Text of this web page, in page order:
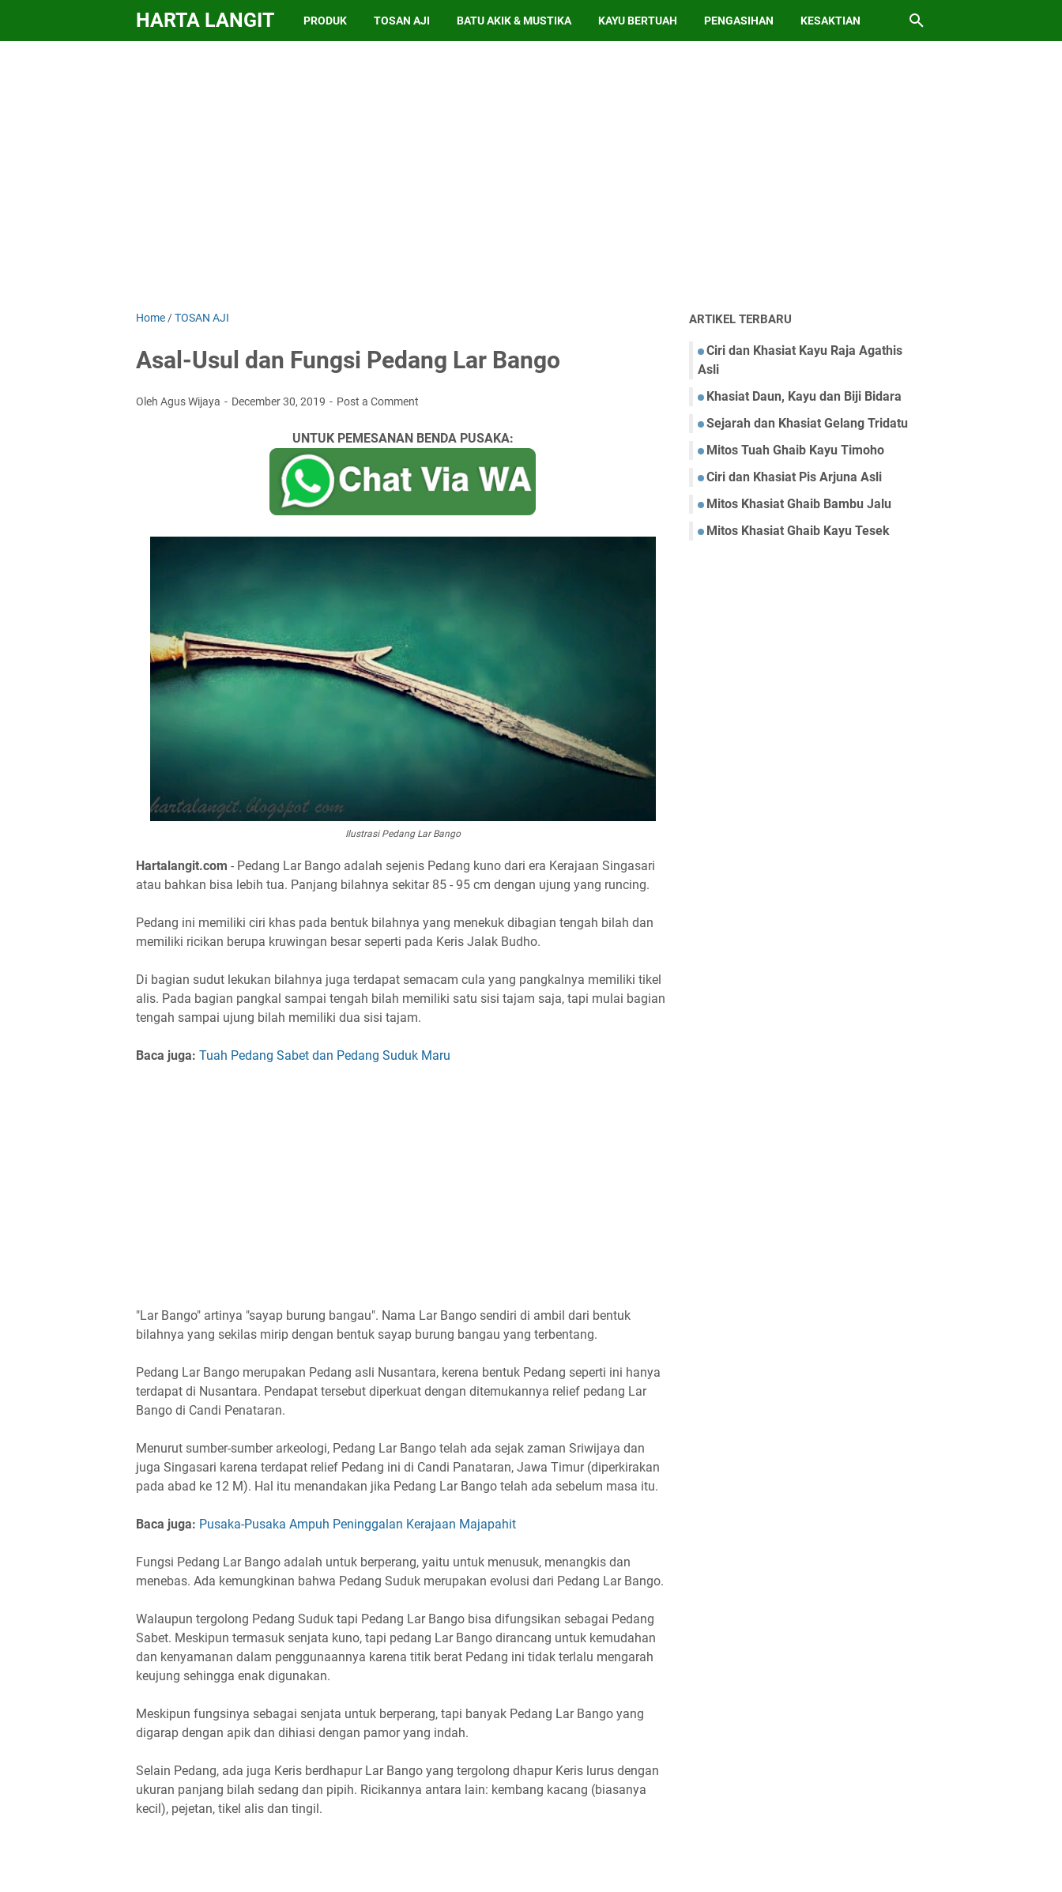
HARTA LANGIT PRODUK TOSAN AJI BATU AKIK & MUSTIKA KAYU BERTUAH PENGASIHAN KESAKTIAN
Home /TOSAN AJI
Asal-Usul dan Fungsi Pedang Lar Bango
Oleh Agus Wijaya December 30, 2019 Post a Comment
UNTUK PEMESANAN BENDA PUSAKA:
Ilustrasi Pedang Lar Bango
Hartalangit.com - Pedang Lar Bango adalah sejenis Pedang kuno dari era Kerajaan Singasari
atau bahkan bisa lebih tua. Panjang bilahnya sekitar 85 - 95 cm dengan ujung yang runcing.
Pedang ini memiliki ciri khas pada bentuk bilahnya yang menekuk dibagian tengah bilah dan
memiliki ricikan berupa kruwingan besar seperti pada Keris Jalak Budho.
Di bagian sudut lekukan bilahnya juga terdapat semacam cula yang pangkalnya memiliki tikel
alis. Pada bagian pangkal sampai tengah bilah memiliki satu sisi tajam saja, tapi mulai bagian
tengah sampai ujung bilah memiliki dua sisi tajam.
Baca juga: Tuah Pedang Sabet dan Pedang Suduk Maru
"Lar Bango" artinya "sayap burung bangau". Nama Lar Bango sendiri di ambil dari bentuk
bilahnya yang sekilas mirip dengan bentuk sayap burung bangau yang terbentang.
Pedang Lar Bango merupakan Pedang asli Nusantara, kerena bentuk Pedang seperti ini hanya
terdapat di Nusantara. Pendapat tersebut diperkuat dengan ditemukannya relief pedang Lar
Bango di Candi Penataran.
Menurut sumber-sumber arkeologi, Pedang Lar Bango telah ada sejak zaman Sriwijaya dan
juga Singasari karena terdapat relief Pedang ini di Candi Panataran, Jawa Timur (diperkirakan
pada abad ke 12 M). Hal itu menandakan jika Pedang Lar Bango telah ada sebelum masa itu.
Baca juga: Pusaka-Pusaka Ampuh Peninggalan Kerajaan Majapahit
Fungsi Pedang Lar Bango adalah untuk berperang, yaitu untuk menusuk, menangkis dan
menebas. Ada kemungkinan bahwa Pedang Suduk merupakan evolusi dari Pedang Lar Bango.
Walaupun tergolong Pedang Suduk tapi Pedang Lar Bango bisa difungsikan sebagai Pedang
Sabet. Meskipun termasuk senjata kuno, tapi pedang Lar Bango dirancang untuk kemudahan
dan kenyamanan dalam penggunaannya karena titik berat Pedang ini tidak terlalu mengarah
keujung sehingga enak digunakan.
Meskipun fungsinya sebagai senjata untuk berperang, tapi banyak Pedang Lar Bango yang
digarap dengan apik dan dihiasi dengan pamor yang indah.
Selain Pedang, ada juga Keris berdhapur Lar Bango yang tergolong dhapur Keris lurus dengan
ukuran panjang bilah sedang dan pipih. Ricikannya antara lain: kembang kacang (biasanya
kecil), pejetan, tikel alis dan tingil.
ARTIKEL TERBARU
Ciri dan Khasiat Kayu Raja Agathis
Asli
Khasiat Daun, Kayu dan Biji Bidara
Sejarah dan Khasiat Gelang Tridatu
Mitos Tuah Ghaib Kayu Timoho
Ciri dan Khasiat Pis Arjuna Asli
Mitos Khasiat Ghaib Bambu Jalu
Mitos Khasiat Ghaib Kayu Tesek